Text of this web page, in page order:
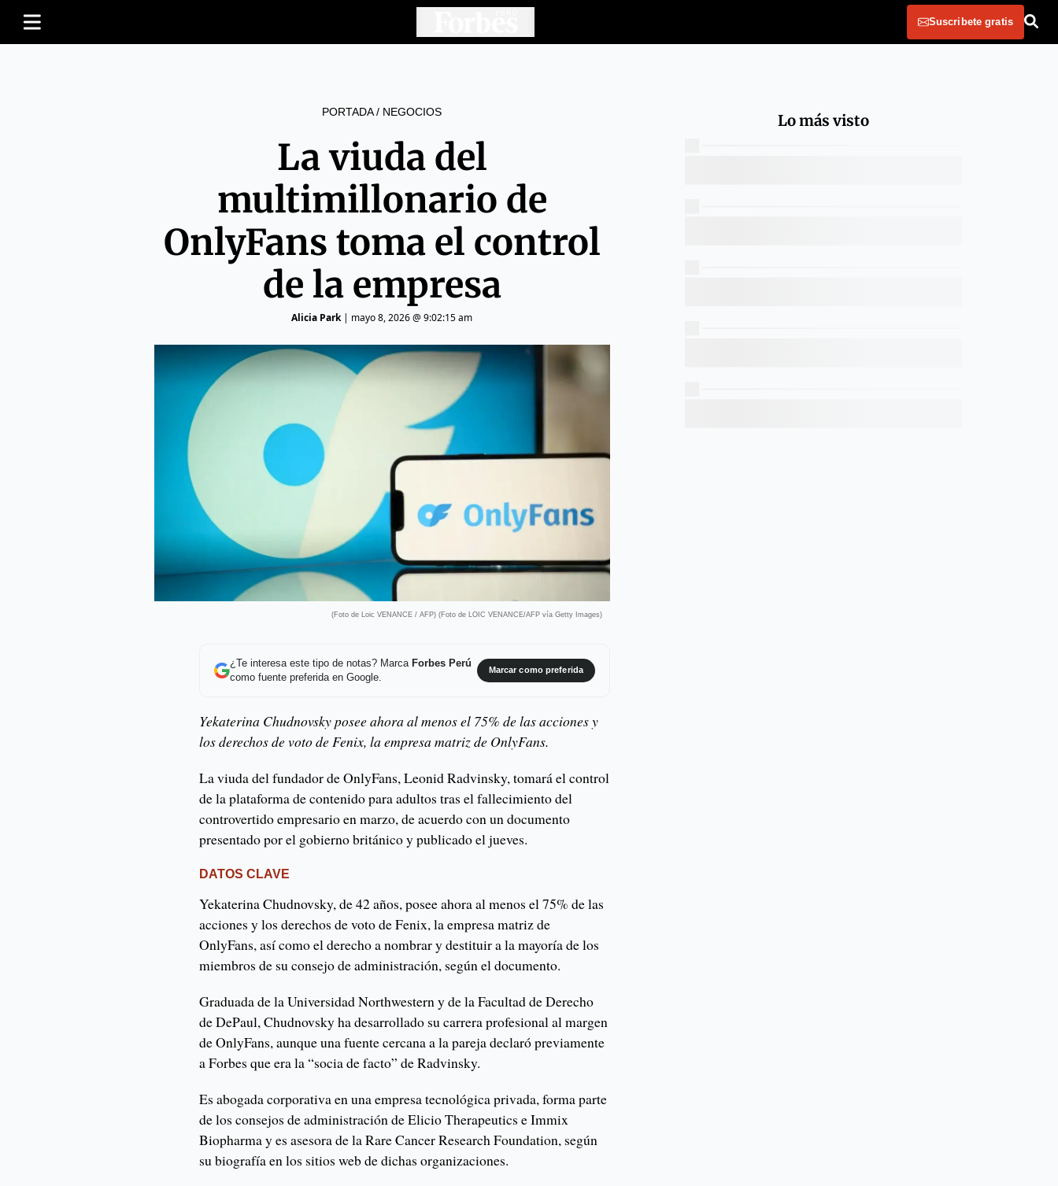
Suscribete gratis
PORTADA/ NEGOCIOS
La viuda del
multimillonario de
OnlyFans toma el control
de la empresa
Alicia Park| mayo 8, 2026 @ 9:02:15 am
(Foto de Loic VENANCE / AFP) (Foto de LOIC VENANCE/AFP vía Getty Images)
¿Te interesa este tipo de notas? Marca Forbes Perú
como fuente preferida en Google.
Marcar como preferida
Yekaterina Chudnovsky posee ahora al menos el 75% de las acciones y
los derechos de voto de Fenix, la empresa matriz de OnlyFans.
La viuda del fundador de OnlyFans, Leonid Radvinsky, tomará el control
de la plataforma de contenido para adultos tras el fallecimiento del
controvertido empresario en marzo, de acuerdo con un documento
presentado por el gobierno británico y publicado el jueves.
DATOS CLAVE
Yekaterina Chudnovsky, de 42 años, posee ahora al menos el 75% de las
acciones y los derechos de voto de Fenix, la empresa matriz de
OnlyFans, así como el derecho a nombrar y destituir a la mayoría de los
miembros de su consejo de administración, según el documento.
Graduada de la Universidad Northwestern y de la Facultad de Derecho
de DePaul, Chudnovsky ha desarrollado su carrera profesional al margen
de OnlyFans, aunque una fuente cercana a la pareja declaró previamente
a Forbes que era la “socia de facto” de Radvinsky.
Es abogada corporativa en una empresa tecnológica privada, forma parte
de los consejos de administración de Elicio Therapeutics e Immix
Biopharma y es asesora de la Rare Cancer Research Foundation, según
su biografía en los sitios web de dichas organizaciones.
Lo más visto